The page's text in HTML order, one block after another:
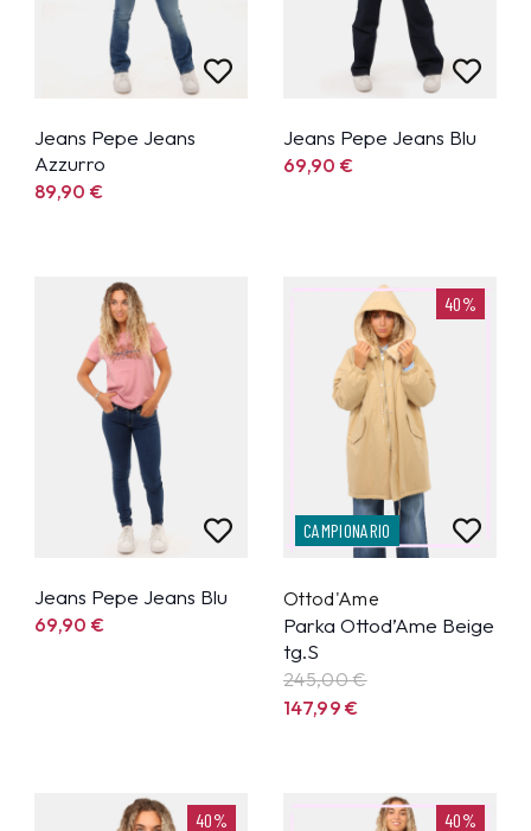
Jeans Pepe Jeans
Azzurro
89,90€
Jeans Pepe Jeans Blu
69,90€
Jeans Pepe Jeans Blu
69,90€
40%
CAMPIONARIO
Ottod'Ame
Parka Ottod’Ame Beige
tg.S
245,00 €
147,99€
40% 40%